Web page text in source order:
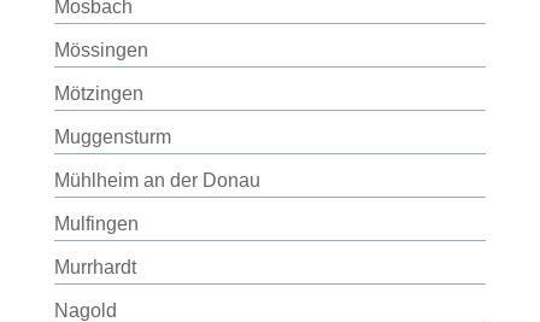
Mosbach
Mössingen
Mötzingen
Muggensturm
Mühlheim an der Donau
Mulfingen
Murrhardt
Nagold